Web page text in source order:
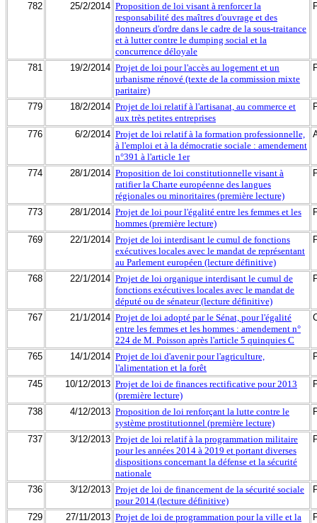
782 25/2/2014 Proposition de loi visant à renforcer la
responsabilité des maîtres d'ouvrage et des
donneurs d'ordre dans le cadre de la sous-traitance
et à lutter contre le dumping social et la
concurrence déloyale
781 19/2/2014 Projet de loi pour l'accès au logement et un
urbanisme rénové (texte de la commission mixte
paritaire)
779 18/2/2014 Projet de loi relatif à l'artisanat, au commerce et
aux très petites entreprises
776 6/2/2014 Projet de loi relatif à la formation professionnelle,
à l'emploi et à la démocratie sociale : amendement
n°391 à l'article 1er
774 28/1/2014 Proposition de loi constitutionnelle visant à
ratifier la Charte européenne des langues
régionales ou minoritaires (première lecture)
773 28/1/2014 Projet de loi pour l'égalité entre les femmes et les
hommes (première lecture)
769 22/1/2014 Projet de loi interdisant le cumul de fonctions
exécutives locales avec le mandat de représentant
au Parlement européen (lecture définitive)
768 22/1/2014 Projet de loi organique interdisant le cumul de
fonctions exécutives locales avec le mandat de
député ou de sénateur (lecture définitive)
767 21/1/2014 Projet de loi adopté par le Sénat, pour l'égalité
entre les femmes et les hommes : amendement n°
224 de M. Poisson après l'article 5 quinquies C
765 14/1/2014 Projet de loi d'avenir pour l'agriculture,
l'alimentation et la forêt
745 10/12/2013 Projet de loi de finances rectificative pour 2013
(première lecture)
738 4/12/2013 Proposition de loi renforçant la lutte contre le
système prostitutionnel (première lecture)
737 3/12/2013 Projet de loi relatif à la programmation militaire
pour les années 2014 à 2019 et portant diverses
dispositions concernant la défense et la sécurité
nationale
736 3/12/2013 Projet de loi de financement de la sécurité sociale
pour 2014 (lecture définitive)
729 27/11/2013 Projet de loi de programmation pour la ville et la